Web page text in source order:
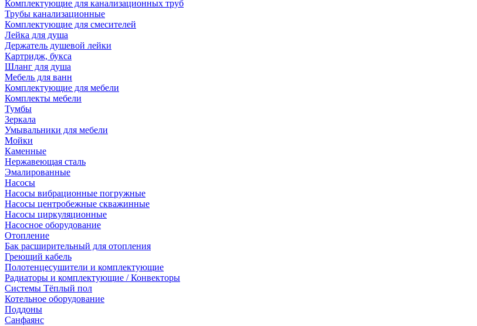
Комплектующие для канализационных труб
Трубы канализационные
Комплектующие для смесителей
Лейка для душа
Держатель душевой лейки
Картридж, букса
Шланг для душа
Мебель для ванн
Комплектующие для мебели
Комплекты мебели
Тумбы
Зеркала
Умывальники для мебели
Мойки
Каменные
Нержавеющая сталь
Эмалированные
Насосы
Насосы вибрационные погружные
Насосы центробежные скважинные
Насосы циркуляционные
Насосное оборудование
Отопление
Бак расширительный для отопления
Греющий кабель
Полотенцесушители и комплектующие
Радиаторы и комплектующие / Конвекторы
Системы Тёплый пол
Котельное оборудование
Поддоны
Санфаянс